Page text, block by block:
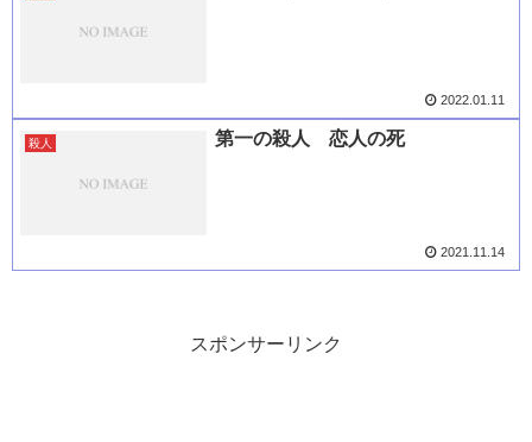
2022.01.11
殺人 第一の殺人 恋人の死
2021.11.14
スポンサーリンク